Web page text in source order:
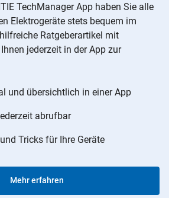
TechManager App haben Sie alle
Elektrogeräte stets bequem im
Ratgeberartikel mit
jederzeit in der App zur
und übersichtlich in einer App
abrufbar
Tricks für Ihre Geräte
Mehr erfahren